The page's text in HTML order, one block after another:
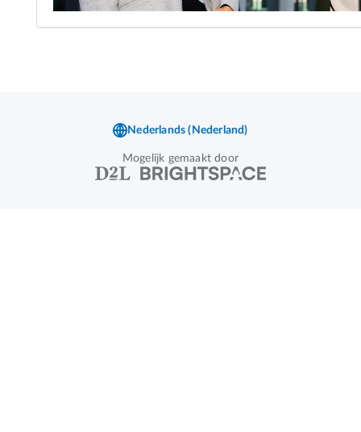
Mogelijk gemaakt door